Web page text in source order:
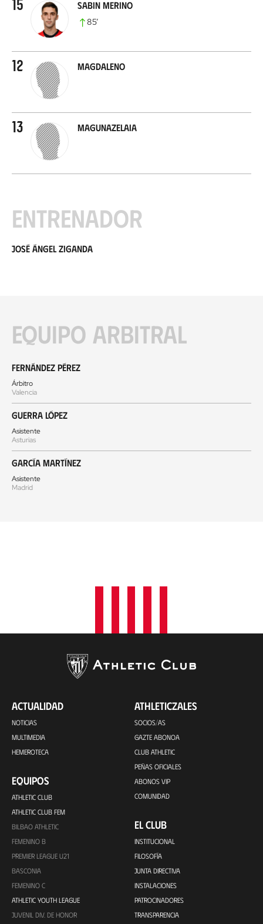
15 Sabin Merino
85’
12 Magdaleno
13 Magunazelaia
Entrenador
José Ángel Ziganda
Equipo arbitral
Fernández Pérez
Árbitro
Valencia
Guerra López
Asistente
Asturias
García Martínez
Asistente
Madrid
ACTUALIDAD
NOTICIAS
MULTIMEDIA
HEMEROTECA
EQUIPOS
ATHLETIC CLUB
ATHLETIC CLUB FEM
BILBAO ATHLETIC
FEMENINO B
PREMIER LEAGUE U21
BASCONIA
FEMENINO C
ATHLETIC YOUTH LEAGUE
JUVENIL DIV. DE HONOR
ATHLETICZALES
SOCIOS/AS
GAZTE ABONOA
CLUB ATHLETIC
PEÑAS OFICIALES
ABONOS VIP
COMUNIDAD
EL CLUB
INSTITUCIONAL
FILOSOFÍA
JUNTA DIRECTIVA
INSTALACIONES
PATROCINADORES
TRANSPARENCIA